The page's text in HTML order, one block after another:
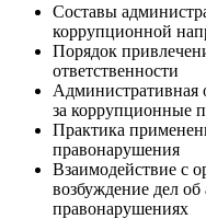
Составы
коррупционной
Порядок
ответственности
Административная
за коррупционные
Практика
правонарушения
Взаимодействие с
возбуждение дел
правонарушениях